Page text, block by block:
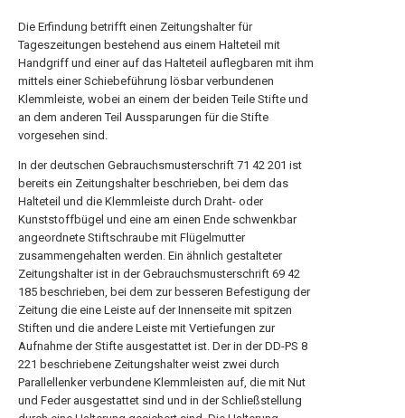
Die Erfindung betrifft einen Zeitungshalter für
Tageszeitungen bestehend aus einem Halteteil mit
Handgriff und einer auf das Halteteil auflegbaren mit ihm
mittels einer Schiebeführung lösbar verbundenen
Klemmleiste, wobei an einem der beiden Teile Stifte und
an dem anderen Teil Aussparungen für die Stifte
vorgesehen sind.
In der deutschen Gebrauchsmusterschrift 71 42 201 ist
bereits ein Zeitungshalter beschrieben, bei dem das
Halteteil und die Klemmleiste durch Draht- oder
Kunststoffbügel und eine am einen Ende schwenkbar
angeordnete Stiftschraube mit Flügelmutter
zusammengehalten werden. Ein ähnlich gestalteter
Zeitungshalter ist in der Gebrauchsmusterschrift 69 42
185 beschrieben, bei dem zur besseren Befestigung der
Zeitung die eine Leiste auf der Innenseite mit spitzen
Stiften und die andere Leiste mit Vertiefungen zur
Aufnahme der Stifte ausgestattet ist. Der in der DD-PS 8
221 beschriebene Zeitungshalter weist zwei durch
Parallellenker verbundene Klemmleisten auf, die mit Nut
und Feder ausgestattet sind und in der Schließstellung